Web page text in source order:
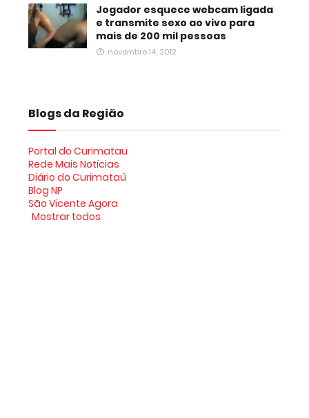
Jogador esquece webcam ligada
e transmite sexo ao vivo para
mais de 200 mil pessoas
novembro 14, 2012
Blogs da Região
Portal do Curimatau
Rede Mais Notícias
Diário do Curimataú
Blog NP
São Vicente Agora
Mostrar todos